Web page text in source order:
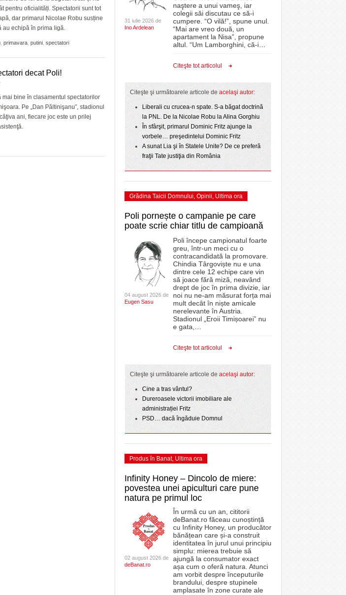
- 1 August 2026
Turnul de apă
culturale/FOTO -
all
Ceauşescu a fost… “unicul vizionar al țării”
August 2026
bananiere e folosită legea împotriva unui
adversar politic
Timiș. Mădălin Bunoiu se mută în conducere la
“Județ”, alături cu Claudiu Mihălceanu
2026
dramatic în barajul de promovare- acum 2 zile
Politehnica încheie cantonamentul cu o victorie
- 25 July 2026
Pe drumul cel bun. Poli a învins o echipă de
ZIARISTU’ DE
Z
SURSE
CLIPURI VIDEO
JOCURI ONLINE
Sărbătoarea continuă! Zeci de mii de oameni
au celebrat a treia seară la rând Ziua Timișoarei
- 2 August 2026
Iniţiativă inedită pentru Zilele Orașului
talentelor locale- 2 August 2026
View all
proiectelor derulate de instituție din fonduri
europene/FOTO- 11 December 2025
ANAF oferă persoanelor fizice posibilitatea să
beneficieze de Declarația Unică 212
2025
View all
CLIPURI VIDEO
JOCURI ONLINE
DIVERSE
FARMACII DIN
GRĂDINIŢE DIN TIMIŞ
PRIMĂRIILE DIN TIMIŞ
SFATUL MEDICULUI
SFATURI JURIDICE
pentru oficialități. Spectatorii sunt tot
dar primarul Nicolae Robu susține
au echipă în prima ligă.
primavara putini spectatori
decat Poli!
mai bine în clasamentul spectatorilor
Pe „Dan Păltinişanu”, stadionul
ani, fiecare joc este un prilej
31 iulie 2026 de
Ino Ardelean
naştere a unui vameş, iar
colegii săi discutau ce să-i
cumpere. “O vilă!”, spune unul.
“Mai are vreo două, un
apartament la Nisa”, propune
altul. “Um Lamborghini, că-i
Citeşte tot articolul
Citeşte şi următoarele articole de acelaşi autor:
Liberali cu crucea-n spate. S-a băgat doctrină
la PNL. De la Nicolae Robu la Alina Gorghiu
În sfârşit, primarul Dominic Fritz ajunge la
vorbele… preşedintelui Dominic Fritz
A sunat Lia şi în Statele Unite? De ce preferă
fraţii Tate justiţia din România
Grădina Taicii Domnului, Opinii, Ultima ora
Poli pornește o campanie pe care
poate scrie chiar titlu de campioană
04 august 2026 de
Eugen Sasu
Poli începe campionatul foarte
greu, într-un meci cu o
contracandidată la promovare.
Chindia Târgoviște nu e una
dintre cele 12 echipe care vin
să joace fără miză, neavând
drept de joc în prima divizie, iar
noi nu ne-am măsurat forța mai
mult decât în niște amicale
nerelevante în Austria.
Stadionul „Eroii Timișoarei” nu
e gata,
Citeşte tot articolul
Citeşte şi următoarele articole de acelaşi autor:
Cine a tras vântul?
Dureroasele victorii imobiliare ale
administrației Fritz
PSD… dacă îngăduie Domnul
Produs în Banat, Ultima ora
Infinity Honey – Dincolo de miere:
povestea unei apiculturi care pune
natura pe primul loc
02 august 2026 de
deBanat.ro
În urmă cu un an, cititorii
deBanat.ro făceau cunoștință
cu Infinity Honey, un producător
bănățean care și-a construit
identitatea în jurul unui principiu
simplu: mierea trebuie să
ajungă la consumator exact
așa cum o oferă natura. Atunci
am vorbit despre începuturile
brandului, despre stupinele
amplasate în zone curate ale